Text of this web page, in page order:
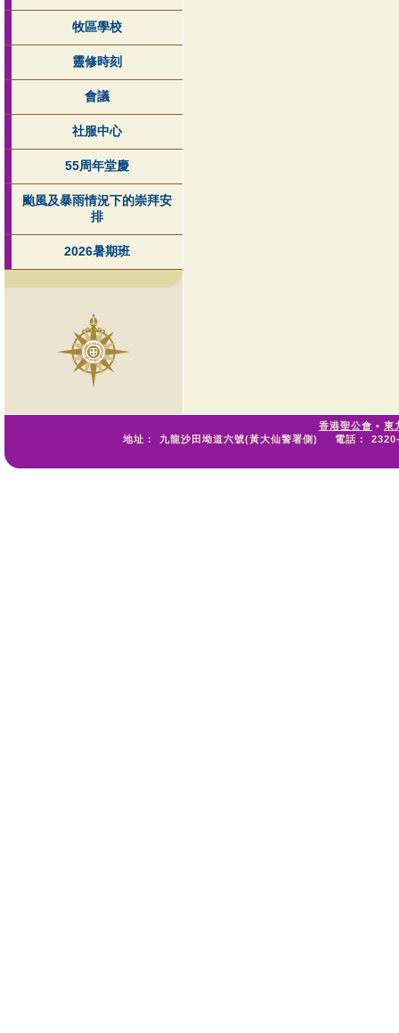
牧區學校
靈修時刻
會議
社服中心
55周年堂慶
颱風及暴雨情況下的崇拜安
排
2026暑期班
香港聖公會 • 東
地址：
九龍沙田坳道六號(黃大仙警署側) 電話：